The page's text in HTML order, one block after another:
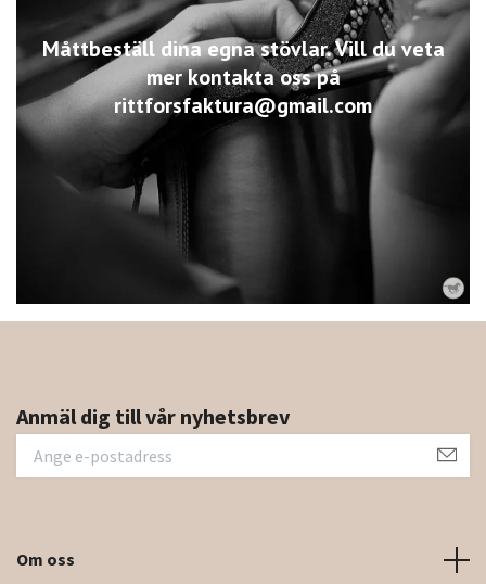
Måttbeställ dina egna stövlar. Vill du veta
mer kontakta oss på
rittforsfaktura@gmail.com
Anmäl dig till vår nyhetsbrev
Om oss